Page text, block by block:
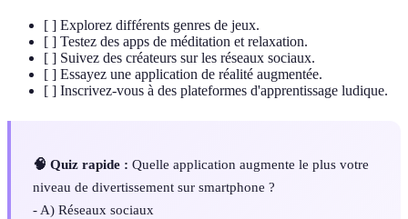
[ ] Explorez différents genres de jeux.
[ ] Testez des apps de méditation et relaxation.
[ ] Suivez des créateurs sur les réseaux sociaux.
[ ] Essayez une application de réalité augmentée.
[ ] Inscrivez-vous à des plateformes d'apprentissage ludique.
🧠 Quiz rapide : Quelle application augmente le plus votre
niveau de divertissement sur smartphone ?
- A) Réseaux sociaux